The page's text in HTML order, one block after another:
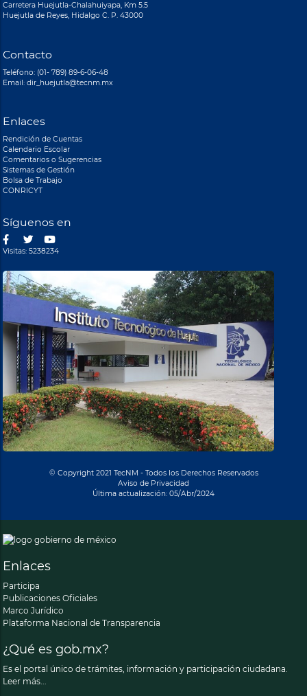
Carretera Huejutla-Chalahuiyapa, Km 5.5
Huejutla de Reyes, Hidalgo C. P. 43000
Contacto
Teléfono: (01- 789) 89-6-06-48
Email: dir_huejutla@tecnm.mx
Enlaces
Rendición de Cuentas
Calendario Escolar
Comentarios o Sugerencias
Sistemas de Gestión
Bolsa de Trabajo
CONRICYT
Síguenos en
Visitas: 5238234
© Copyright 2021 TecNM - Todos los Derechos Reservados
Aviso de Privacidad
Última actualización: 05/Abr/2024
Enlaces
Participa
Publicaciones Oficiales
Marco Jurídico
Plataforma Nacional de Transparencia
¿Qué es gob.mx?
Es el portal único de trámites, información y participación ciudadana.
Leer más...